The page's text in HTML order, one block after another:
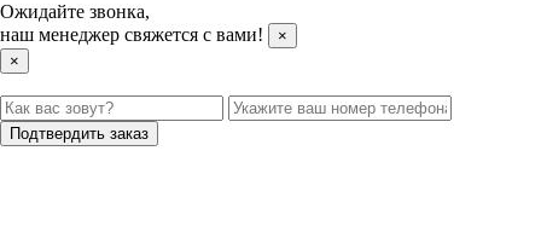
Ожидайте звонка,
наш менеджер свяжется с вами!
×
×
Подтвердить заказ